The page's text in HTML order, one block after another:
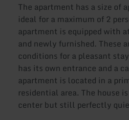
The apartment has a size of
ideal for a maximum of 2
apartment is equipped with
and newly furnished. These
conditions for a pleasant
has its own entrance and a
apartment is located in a
residential area. The house
center but still perfectly